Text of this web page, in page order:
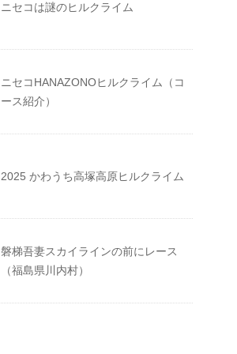
ニセコは謎のヒルクライム
ニセコHANAZONOヒルクライム（コ
ース紹介）
2025 かわうち高塚高原ヒルクライム
磐梯吾妻スカイラインの前にレース
（福島県川内村）